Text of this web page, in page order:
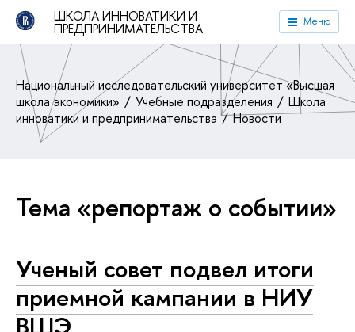
ШКОЛА ИННОВАТИКИ И
ПРЕДПРИНИМАТЕЛЬСТВА Меню
Национальный исследовательский университет «Высшая
школа экономики»
Учебные подразделения
Школа
инноватики и предпринимательства
Новости
Тема «репортаж о событии»
Ученый совет подвел итоги
приемной кампании в НИУ